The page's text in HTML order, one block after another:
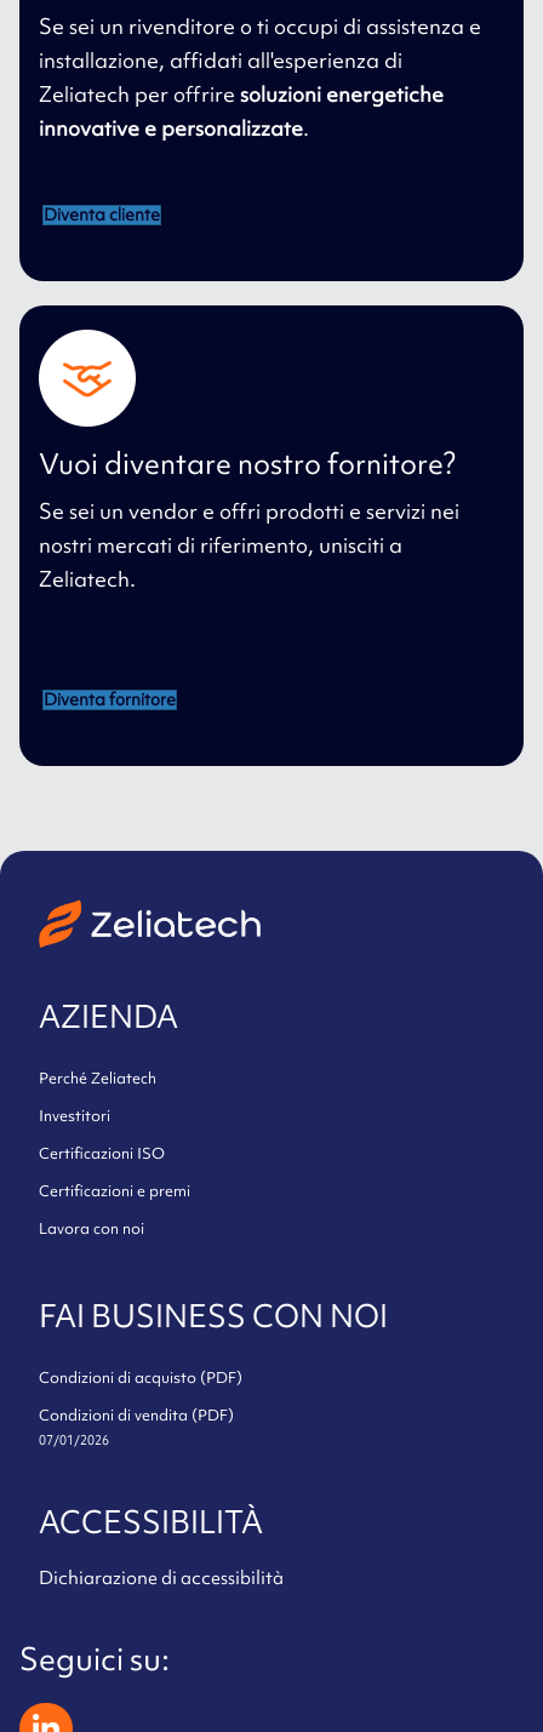
Se sei un rivenditore o ti occupi di assistenza e
installazione, affidati all'esperienza di
Zeliatech per offrire soluzioni energetiche
innovative e personalizzate.
Diventa cliente
Vuoi diventare nostro fornitore?
Se sei un vendor e offri prodotti e servizi nei
nostri mercati di riferimento, unisciti a
Zeliatech.
Diventa fornitore
AZIENDA
Perché Zeliatech
Investitori
Certificazioni ISO
Certificazioni e premi
Lavora con noi
FAI BUSINESS CON NOI
Condizioni di acquisto (PDF)
Condizioni di vendita (PDF)
07/01/2026
ACCESSIBILITÀ
Dichiarazione di accessibilità
Seguici su:
zeliatech linkedin